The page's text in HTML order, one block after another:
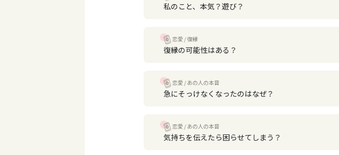
私のこと、本気？遊び？
恋愛 復縁
復縁の可能性はある？
恋愛 あの人の本音
急にそっけなくなったのはなぜ？
恋愛 あの人の本音
気持ちを伝えたら困らせてしまう？